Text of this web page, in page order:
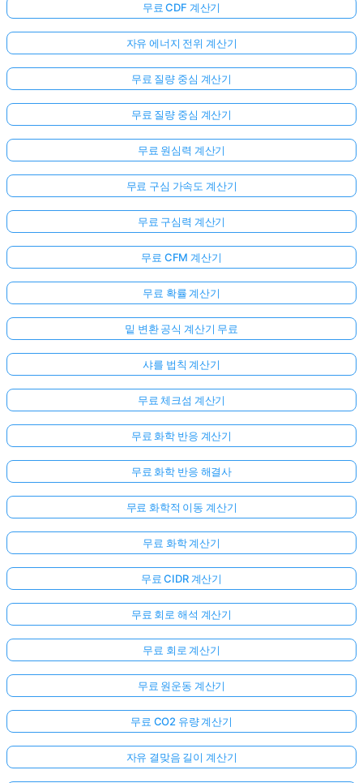
무료 CDF 계산기
자유 에너지 전위 계산기
무료 질량 중심 계산기
무료 질량 중심 계산기
무료 원심력 계산기
무료 구심 가속도 계산기
무료 구심력 계산기
무료 CFM 계산기
무료 확률 계산기
밑 변환 공식 계산기 무료
샤를 법칙 계산기
무료 체크섬 계산기
무료 화학 반응 계산기
무료 화학 반응 해결사
무료 화학적 이동 계산기
무료 화학 계산기
무료 CIDR 계산기
무료 회로 해석 계산기
무료 회로 계산기
무료 원운동 계산기
무료 CO2 유량 계산기
자유 결맞음 길이 계산기